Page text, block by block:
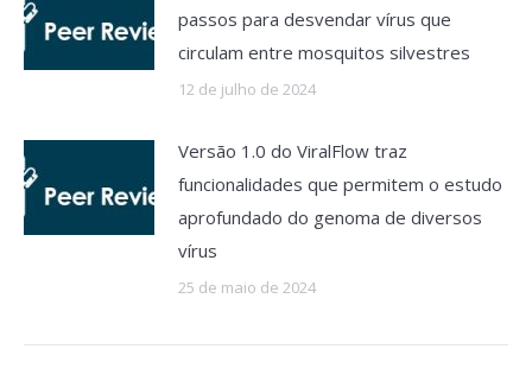
passos para desvendar vírus que
circulam entre mosquitos silvestres
12 de julho de 2024
Versão 1.0 do ViralFlow traz
funcionalidades que permitem o estudo
aprofundado do genoma de diversos
vírus
25 de maio de 2024